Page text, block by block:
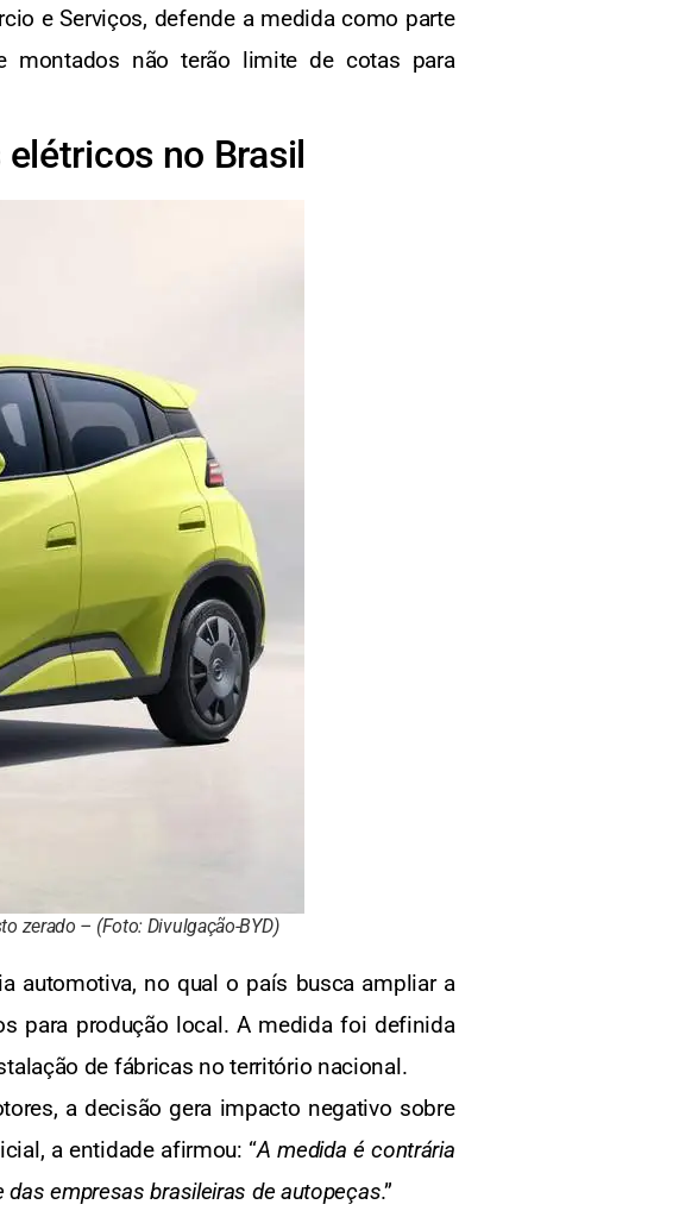
e Serviços, defende a medida como parte
montados não terão limite de cotas para
no Brasil
zerado – (Foto: Divulgação-BYD)
automotiva, no qual o país busca ampliar a
para produção local. A medida foi definida
de fábricas no território nacional.
a decisão gera impacto negativo sobre
a entidade afirmou: “A medida é contrária
empresas brasileiras de autopeças.”